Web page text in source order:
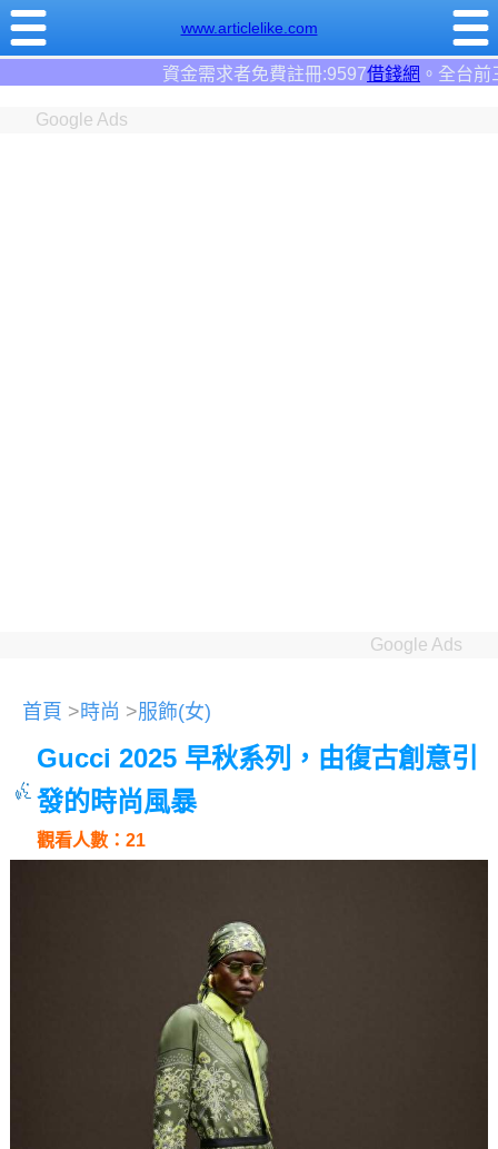
www.articlelike.com
需求者免費註冊:9597借錢網。全台前三大借錢網站！
Google Ads
Google Ads
首頁 >時尚 >服飾(女)
Gucci 2025 早秋系列，由復古創意引
發的時尚風暴
觀看人數：21